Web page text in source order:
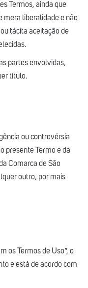
Termos, ainda que
mera liberalidade e não
tácita aceitação de
partes envolvidas,
título.
ou controvérsia
presente Termo e da
Comarca de São
outro, por mais
os Termos de Uso”, o
e está de acordo com